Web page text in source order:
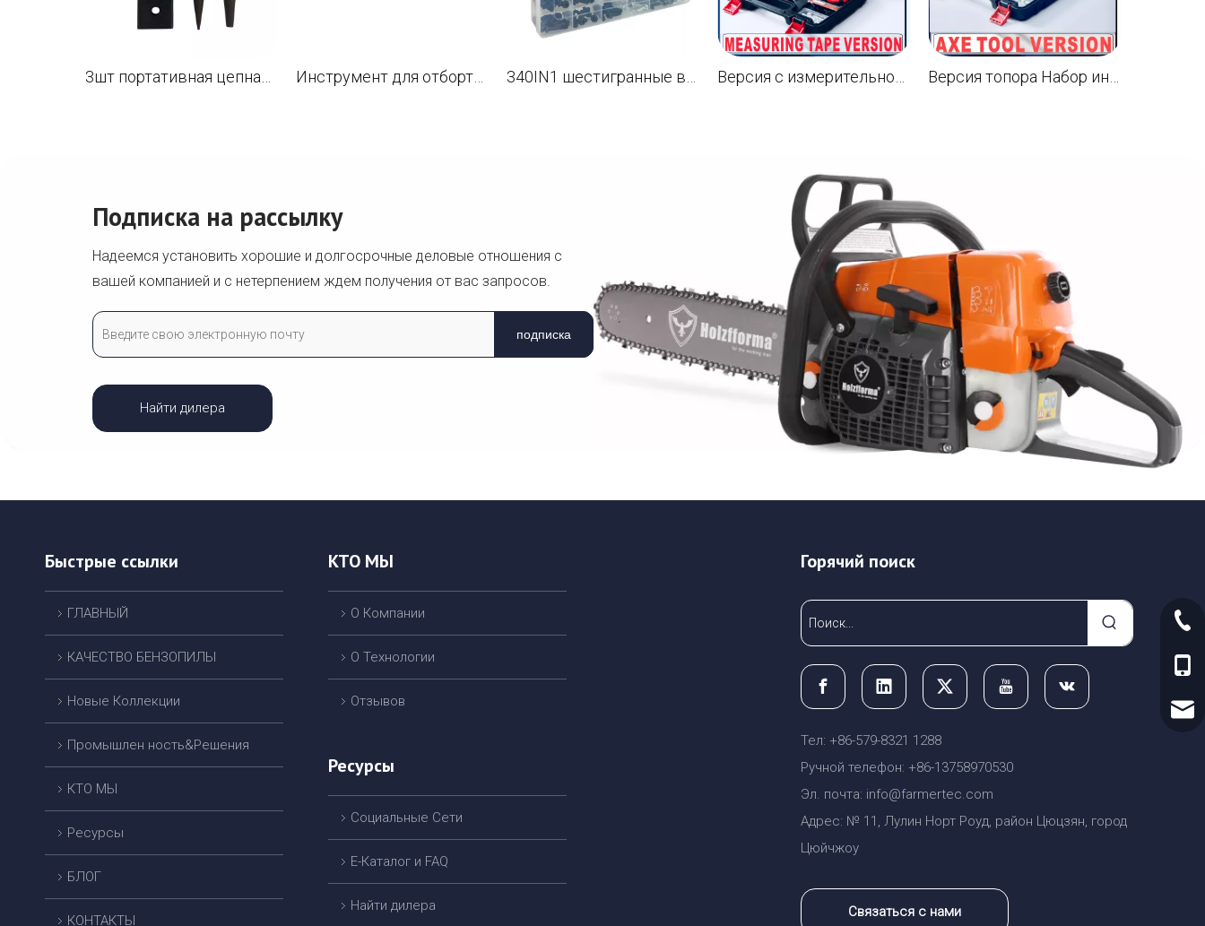
3шт портативная цепная пила звено цепи заклепки пробойник и столярный набор инструментов Инструмент для отбортовки масляного уплотнения для Husqvarna 61 55 357 Картер коленчатого вала бензопилы 340IN1 шестигранные винты с фланцем и гайки для большинства бензопил Husqvarna 137 142 50 51 55 61 268 272 281 288 340 345 350 353 357 359 362 365 372 394 395 435 440 445 4 50 Версия с измерительной лентой Набор инструментов Удобный набор для лесозаготовки Съемник маховика Стопор поршня Пила цепной пилы Опиловка пень Тиски Цепной точилка для напильников 4,0 мм 4,8 мм 5,5 мм Набор для заточки Винты Гайки Версия топора Набор инструментов Удобный набор для лесозаготовки Съемник маховика Бензопила Опиловка пень Тиски Цепь Точилка для напильников 4,0 мм 4,8 мм 5,5 мм Набор для заточки T27 Отвертка Рукоятка стартера Винты Гайки
Подписка на рассылку
Надеемся установить хорошие и долгосрочные деловые отношения с
вашей компанией и с нетерпением ждем получения от вас запросов.
подписка
Найти дилера
Быстрые ссылки
ГЛАВНЫЙ
КАЧЕСТВО БЕНЗОПИЛЫ
Новые Коллекции
Промышлен ность&Решения
КТО МЫ
Ресурсы
БЛОГ
КОНТАКТЫ
КТО МЫ
О Компании
О Технологии
Отзывов
Ресурсы
Cоциальные Cети
Е-Каталог и FAQ
Найти дилера
Горячий поиск
Тел: +86-579-8321 1288
Ручной телефон: +86-13758970530
Эл. почта: info@farmertec.com
Адрес: № 11, Лулин Норт Роуд, район Цюцзян, город
Цюйчжоу
Связаться с нами
+86-